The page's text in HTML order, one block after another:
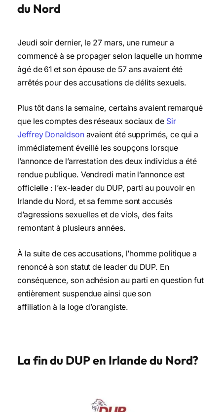
du Nord
Jeudi soir dernier, le 27 mars, une rumeur a
commencé à se propager selon laquelle un homme
âgé de 61 et son épouse de 57 ans avaient été
arrêtés pour des accusations de délits sexuels.
Plus tôt dans la semaine, certains avaient remarqué
que les comptes des réseaux sociaux de Sir
Jeffrey Donaldson avaient été supprimés, ce qui a
immédiatement éveillé les soupçons lorsque
l’annonce de l’arrestation des deux individus a été
rendue publique. Vendredi matin l’annonce est
officielle : l’ex-leader du DUP, parti au pouvoir en
Irlande du Nord, et sa femme sont accusés
d’agressions sexuelles et de viols, des faits
remontant à plusieurs années.
À la suite de ces accusations, l’homme politique a
renoncé à son statut de leader du DUP. En
conséquence, son adhésion au parti en question fut
entièrement suspendue ainsi que son
affiliation à la loge d’orangiste.
La fin du DUP en Irlande du Nord?